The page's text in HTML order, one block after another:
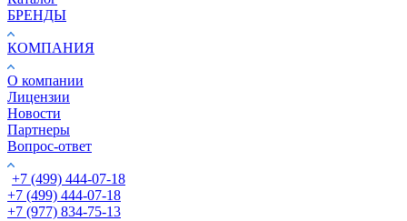
БРЕНДЫ
КОМПАНИЯ
О компании
Лицензии
Новости
Партнеры
Вопрос-ответ
+7 (499) 444-07-18
+7 (499) 444-07-18
+7 (977) 834-75-13